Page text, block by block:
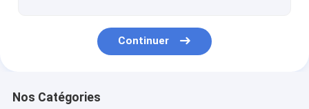
Continuer
Nos Catégories